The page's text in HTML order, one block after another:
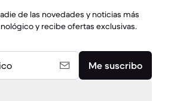
de las novedades y noticias más
y recibe ofertas exclusivas.
Me suscribo